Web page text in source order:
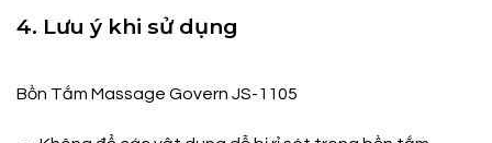
4. Lưu ý khi sử dụng
Bồn Tắm Massage Govern JS-1105